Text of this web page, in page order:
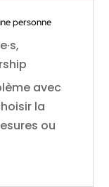
personne
,
avec
la
ou